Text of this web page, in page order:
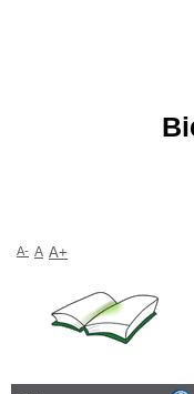
A- A A+